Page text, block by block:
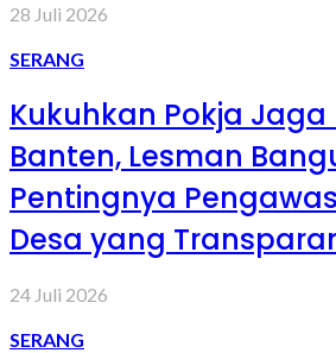
28 Juli 2026
SERANG
Kukuhkan Pokja Jaga
Banten, Lesman
Pentingnya
Desa yang
24 Juli 2026
SERANG